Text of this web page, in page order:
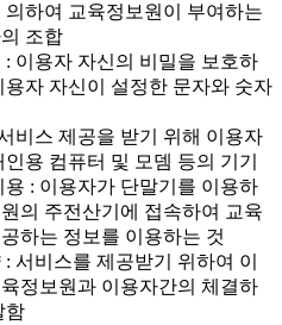
의하여 교육정보원이 부여하는
조합
이용자 자신의 비밀을 보호하
용자 자신이 설정한 문자와 숫자
비스 제공을 받기 위해 이용자
용 컴퓨터 및 모뎀 등의 기기
: 이용자가 단말기를 이용하
의 주전산기에 접속하여 교육
하는 정보를 이용하는 것
서비스를 제공받기 위하여 이
정보원과 이용자간의 체결하
함